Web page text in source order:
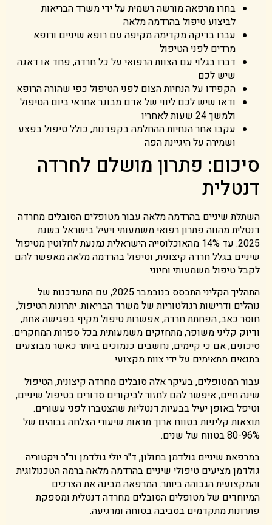
בחרו מרפאה מורשה רשמית על ידי משרד הבריאות
לביצוע טיפול בהרדמה מלאה
עברו בדיקה מקדימה מקיפה עם רופא שיניים ורופא
מרדים לפני הטיפול
דברו בגלוי עם הצוות הרפואי על כל חרדה, פחד או דאגה
שיש לכם
הקפידו על הנחיות הצום לפני הטיפול כפי שהורה הרופא
ודאו שיש לכם ליווי של אדם מבוגר אחראי ביום הטיפול
ולמשך 24 שעות לאחריו
עקבו אחר הנחיות ההחלמה בקפדנות, כולל טיפול בפצע
ושמירה על היגיינת הפה
סיכום: פתרון מושלם לחרדה
דנטלית
השתלת שיניים בהרדמה מלאה עבור מטופלים הסובלים מחרדה
דנטלית מהווה פתרון רפואי משמעותי ויעיל בישראל בשנת
2025. עד 14% מהאוכלוסייה הישראלית נמנעת לחלוטין מטיפול
שיניים בגלל חרדה קיצונית, וטיפול בהרדמה מלאה מאפשר להם
לקבל טיפול משמעותי וחיוני.
התהליך הקליני התבסס בנובמבר 2025, עם התעדכנות של
נוהלים ודרישות רגולטוריות של משרד הבריאות. יתרונות הטיפול,
חוסר כאב, הפחתת חרדה, אפשרות טיפול מקיף בפגישה אחת,
ודיוק קליני משופר, מתחזקים משמעותית בכל ספרות המחקרים.
סיכונים, אם כי קיימים, נחשבים כנמוכים ביותר כאשר מבוצעים
בתנאים מתאימים על ידי צוות מקצועי.
עבור המטופלים, בעיקר אלה סובלים מחרדה קיצונית, הטיפול
שינה חיים, איפשר להם לחזור לביקורים סדורים בטיפול שיניים,
וטיפל באופן יעיל בבעיות דנטליות שהצטברו לפני עשורים.
תוצאות קליניות בטווח ארוך מראות שיעורי הצלחה גבוהים של
80-96% בטווח של שנים.
במרפאת שיניים גולדמן בחולון, ד"ר יולי גולדמן וד"ר ויקטוריה
גולדמן מציעים טיפולי שיניים בהרדמה מלאה ברמה הטכנולוגית
והמקצועית הגבוהה ביותר. המרפאה מבינה את הצרכים
המיוחדים של מטופלים הסובלים מחרדה דנטלית ומספקת
פתרונות מתקדמים בסביבה בטוחה ומרגיעה.